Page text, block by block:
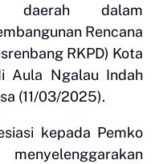
daerah dalam
Rencana
RKPD) Kota
Aula Ngalau Indah
(11/03/2025).
kepada Pemko